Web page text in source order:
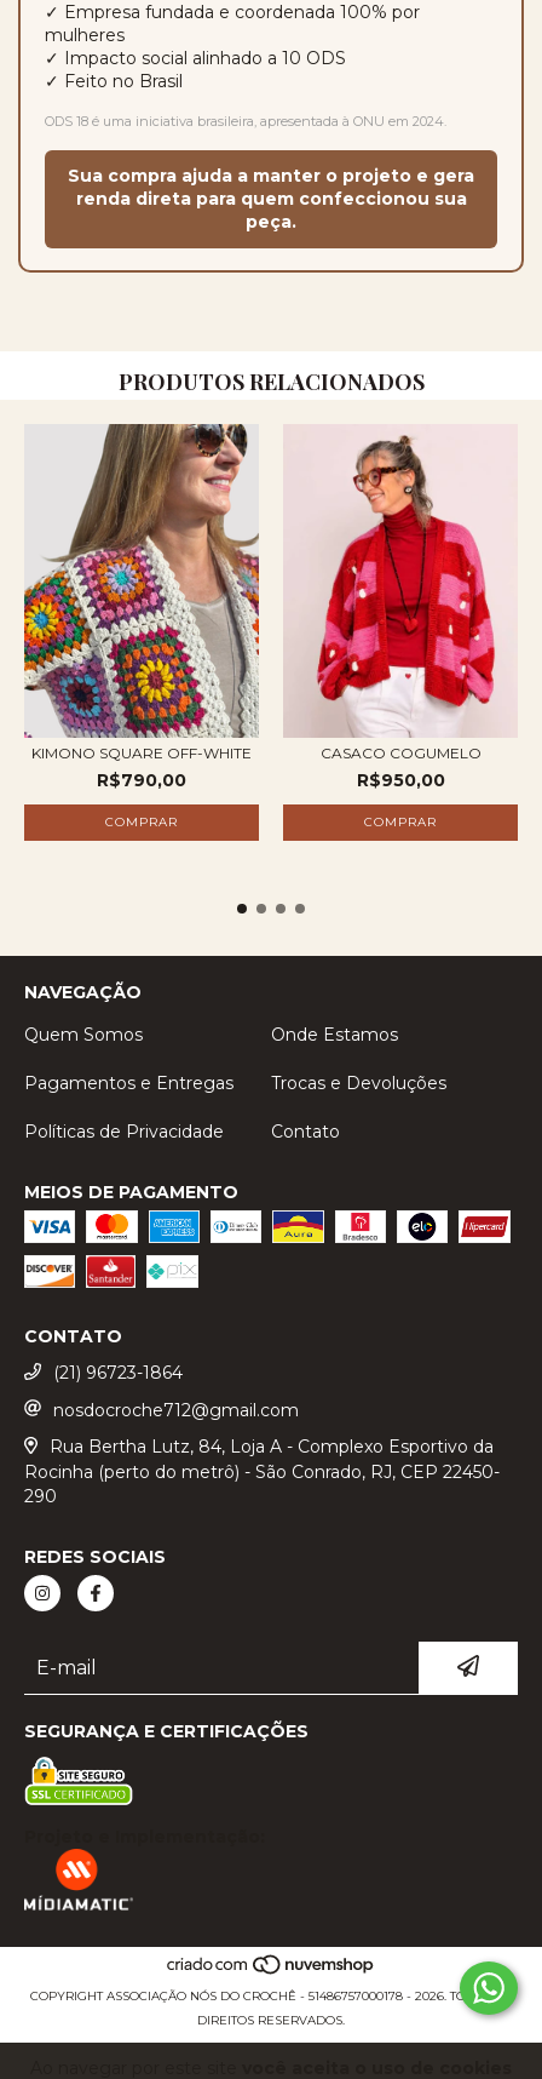
✓ Empresa fundada e coordenada 100% por
mulheres
✓ Impacto social alinhado a 10 ODS
✓ Feito no Brasil
ODS 18 é uma iniciativa brasileira, apresentada à ONU em 2024.
Sua compra ajuda a manter o projeto e gera
renda direta para quem confeccionou sua
peça.
PRODUTOS RELACIONADOS
KIMONO SQUARE OFF-WHITE
R$790,00
CASACO COGUMELO
R$950,00
NAVEGAÇÃO
Quem Somos
Onde Estamos
Pagamentos e Entregas Trocas e Devoluções
Políticas de Privacidade Contato
MEIOS DE PAGAMENTO
CONTATO
(21) 96723-1864
nosdocroche712@gmail.com
Rua Bertha Lutz, 84, Loja A - Complexo Esportivo da
Rocinha (perto do metrô) - São Conrado, RJ, CEP 22450-
290
REDES SOCIAIS
SEGURANÇA E CERTIFICAÇÕES
COPYRIGHT ASSOCIAÇÃO NÓS DO CROCHÊ - 51486757000178 - 2026. TODOS OS
DIREITOS RESERVADOS.